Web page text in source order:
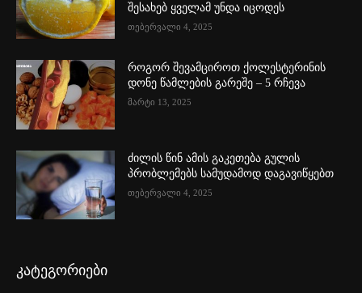
შესახებ ყველამ უნდა იცოდეს
თებერვალი 4, 2025
როგორ შევამციროთ ქოლესტერინის
დონე წამლების გარეშე – 5 რჩევა
მარტი 13, 2025
ძილის წინ ამის გაკეთება გულის
პრობლემებს სამუდამოდ დაგავიწყებთ
თებერვალი 4, 2025
კატეგორიები